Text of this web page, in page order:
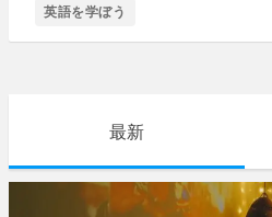
英語を学ぼう
最新